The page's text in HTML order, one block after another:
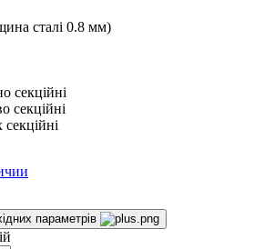
сталі 0.8 мм)
параметрів